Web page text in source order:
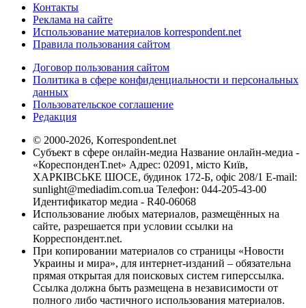
Контакты
Реклама на сайте
Использование материалов korrespondent.net
Правила пользования сайтом
Договор пользования сайтом
Политика в сфере конфиденциальности и персональных
данных
Пользовательское соглашение
Редакция
© 2000-2026, Korrespondent.net
Субъект в сфере онлайн-медиа Название онлайн-медиа -
«КореспонденТ.net» Адрес: 02091, місто Київ,
ХАРКІВСЬКЕ ШОСЕ, будинок 172-Б, офіс 208/1 E-mail:
sunlight@mediadim.com.ua Телефон: 044-205-43-00
Идентификатор медиа - R40-06068
Использование любых материалов, размещённых на
сайте, разрешается при условии ссылки на
Корреспондент.net.
При копировании материалов со страницы «Новости
Украины и мира», для интернет-изданий – обязательна
прямая открытая для поисковых систем гиперссылка.
Ссылка должна быть размещена в независимости от
полного либо частичного использования материалов.